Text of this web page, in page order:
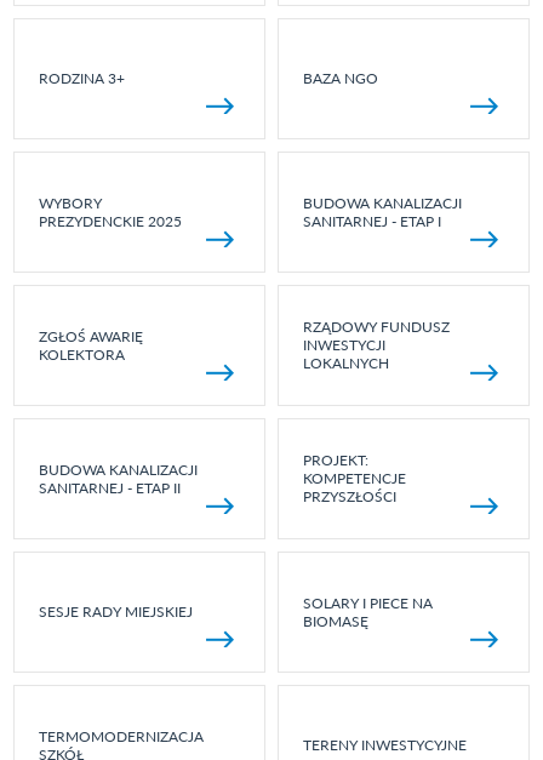
RODZINA 3+ BAZA NGO
WYBORY
PREZYDENCKIE 2025
BUDOWA KANALIZACJI
SANITARNEJ - ETAP I
ZGŁOŚ AWARIĘ
KOLEKTORA
RZĄDOWY FUNDUSZ
INWESTYCJI
LOKALNYCH
BUDOWA KANALIZACJI
SANITARNEJ - ETAP II
PROJEKT:
KOMPETENCJE
PRZYSZŁOŚCI
SESJE RADY MIEJSKIEJ
SOLARY I PIECE NA
BIOMASĘ
TERMOMODERNIZACJA
SZKÓŁ
TERENY INWESTYCYJNE